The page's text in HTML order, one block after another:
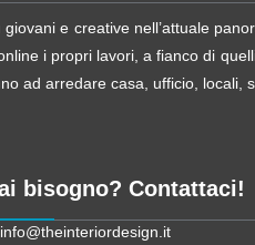
e creative nell’attuale
i propri lavori, a fianco di
ad arredare casa, ufficio, locali,
bisogno? Contattaci!
info@theinteriordesign.it